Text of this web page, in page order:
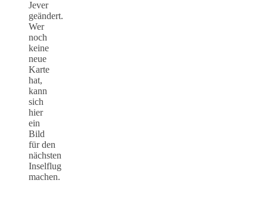
Jever
geändert.
Wer
noch
keine
neue
Karte
hat,
kann
sich
hier
ein
Bild
für den
nächsten
Inselflug
machen.